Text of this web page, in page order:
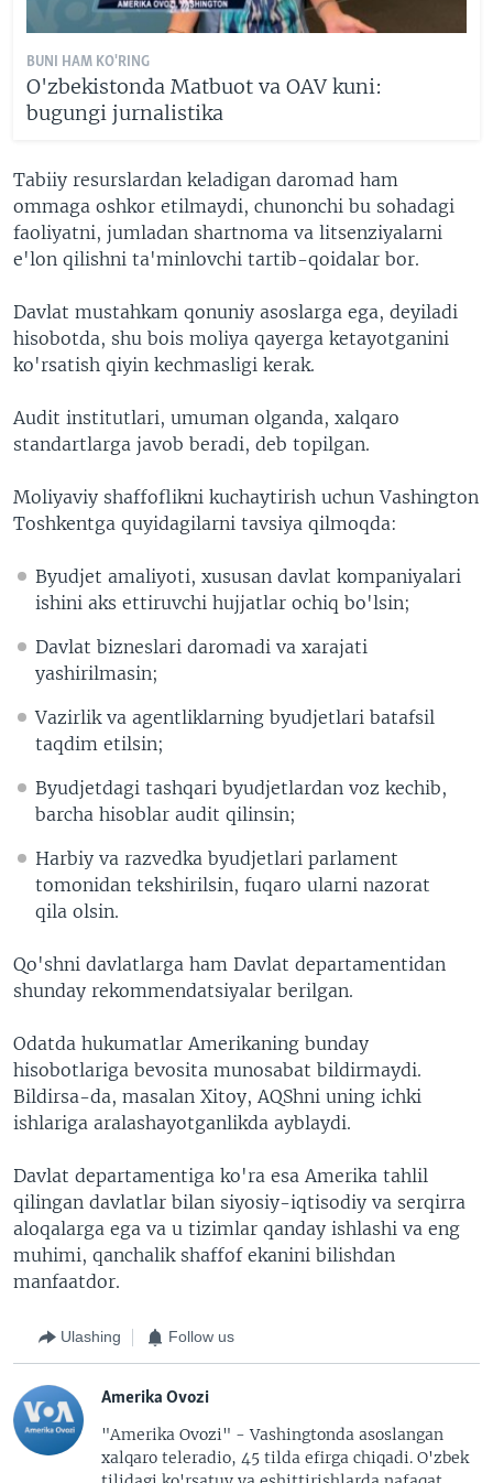
BUNI HAM KO'RING
O'zbekistonda Matbuot va OAV kuni:
bugungi jurnalistika
Tabiiy resurslardan keladigan daromad ham
ommaga oshkor etilmaydi, chunonchi bu sohadagi
faoliyatni, jumladan shartnoma va litsenziyalarni
e'lon qilishni ta'minlovchi tartib-qoidalar bor.
Davlat mustahkam qonuniy asoslarga ega, deyiladi
hisobotda, shu bois moliya qayerga ketayotganini
ko'rsatish qiyin kechmasligi kerak.
Audit institutlari, umuman olganda, xalqaro
standartlarga javob beradi, deb topilgan.
Moliyaviy shaffoflikni kuchaytirish uchun Vashington
Toshkentga quyidagilarni tavsiya qilmoqda:
Byudjet amaliyoti, xususan davlat kompaniyalari
ishini aks ettiruvchi hujjatlar ochiq bo'lsin;
Davlat bizneslari daromadi va xarajati
yashirilmasin;
Vazirlik va agentliklarning byudjetlari batafsil
taqdim etilsin;
Byudjetdagi tashqari byudjetlardan voz kechib,
barcha hisoblar audit qilinsin;
Harbiy va razvedka byudjetlari parlament
tomonidan tekshirilsin, fuqaro ularni nazorat
qila olsin.
Qo'shni davlatlarga ham Davlat departamentidan
shunday rekommendatsiyalar berilgan.
Odatda hukumatlar Amerikaning bunday
hisobotlariga bevosita munosabat bildirmaydi.
Bildirsa-da, masalan Xitoy, AQShni uning ichki
ishlariga aralashayotganlikda ayblaydi.
Davlat departamentiga ko'ra esa Amerika tahlil
qilingan davlatlar bilan siyosiy-iqtisodiy va serqirra
aloqalarga ega va u tizimlar qanday ishlashi va eng
muhimi, qanchalik shaffof ekanini bilishdan
manfaatdor.
Ulashing Follow us
Amerika Ovozi
"Amerika Ovozi" - Vashingtonda asoslangan
xalqaro teleradio, 45 tilda efirga chiqadi. O'zbek